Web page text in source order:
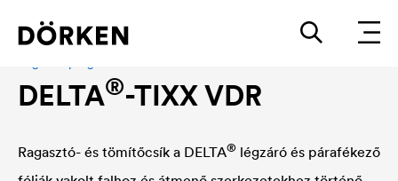
DELTA®-TIXX VDR
Ragasztó- és tömítőcsík a DELTA® légzáró és párafékező